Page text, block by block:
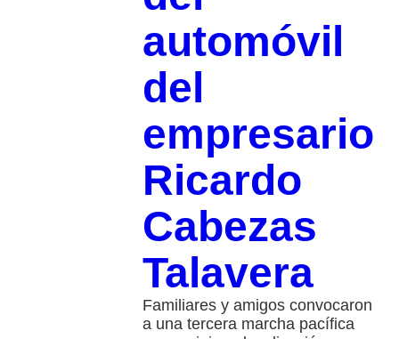
automóvil
del
empresario
Ricardo
Cabezas
Talavera
Familiares y amigos convocaron
a una tercera marcha pacífica